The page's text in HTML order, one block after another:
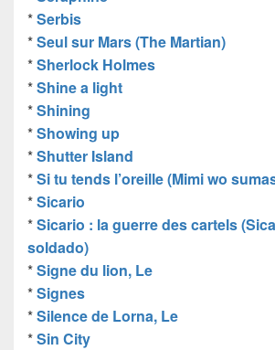
*Serbis
*Seul sur Mars (The Martian)
*Sherlock Holmes
*Shine a light
*Shining
*Showing up
*Shutter Island
*Si tu tends l’oreille (Mimi wo
*Sicario
*Sicario : la guerre des cartels
soldado)
*Signe du lion, Le
*Signes
*Silence de Lorna, Le
*Sin City